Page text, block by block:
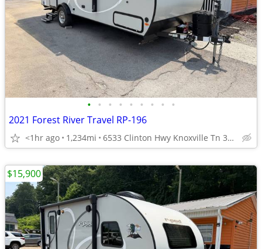
• • • • • • • • •
2021 Forest River Travel RP-196
<1hr ago 1,234mi 6533 Clinton Hwy Knoxville Tn 37912
$15,900